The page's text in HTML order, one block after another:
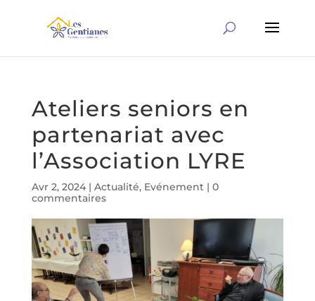
Ateliers seniors en
partenariat avec
l’Association LYRE
Avr 2, 2024| Actualité, Evénement| 0
commentaires